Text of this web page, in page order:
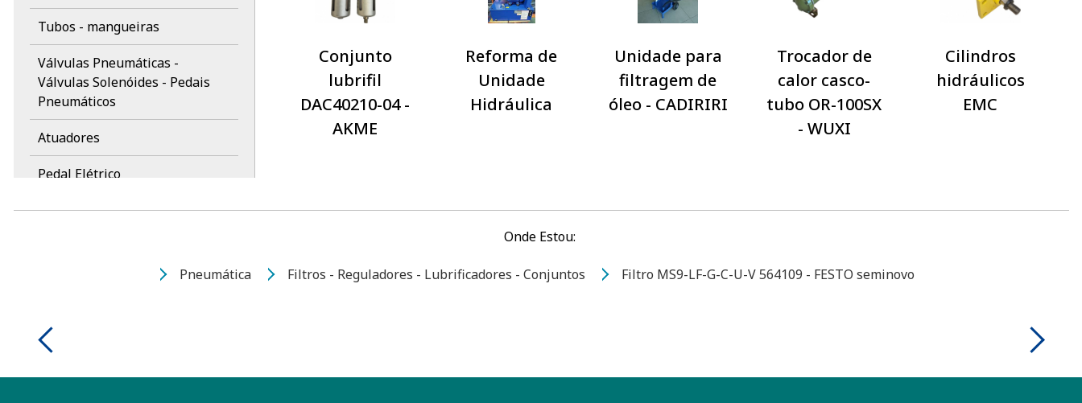
Tubos - mangueiras
Válvulas Pneumáticas -
Válvulas Solenóides - Pedais
Pneumáticos
Atuadores
Pedal Elétrico
EMC
CADIRIRI
FESTO
Conjunto
lubrifil
DAC40210-04 -
AKME
Reforma de
Unidade
Hidráulica
Unidade para
filtragem de
óleo - CADIRIRI
Trocador de
calor casco-
tubo OR-100SX
- WUXI
Cilindros
hidráulicos
EMC
Onde Estou:
Pneumática Filtros - Reguladores - Lubrificadores - Conjuntos Filtro MS9-LF-G-C-U-V 564109 - FESTO seminovo